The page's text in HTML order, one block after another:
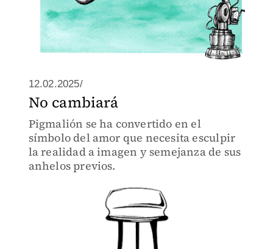
12.02.2025/
No cambiará
Pigmalión se ha convertido en el
símbolo del amor que necesita esculpir
la realidad a imagen y semejanza de sus
anhelos previos.